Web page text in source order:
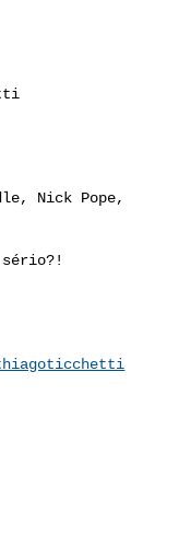
Nick Pope,
sério?!